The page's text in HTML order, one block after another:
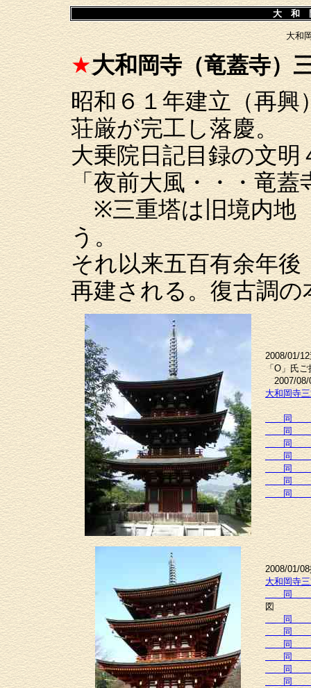
大 和
大和
★大和岡寺（竜蓋寺）
昭和６１年建立（再興
荘厳が完工し落慶。
大乗院日記目録の文明
「夜前大風・・・竜蓋
※三重塔は旧境内地
う。
それ以来五百有余年
再建される。復古調
2008/01/
「O」氏ご
2007/08/
大和岡寺
（左
同
同
同
同
同
同
同
2008/01/
大和岡寺
同
図
同
同
同
同
同
同